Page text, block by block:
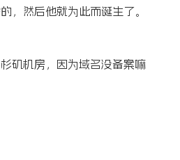
，然后他就为此而诞生了。
矶机房，因为域名没备案嘛